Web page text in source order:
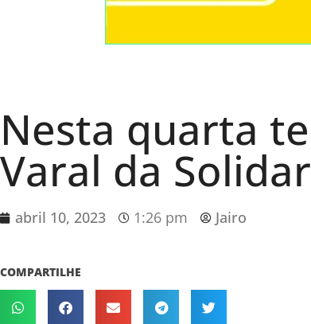
Nesta quarta
Varal da
abril 10, 2023 1:26 pm Jairo
COMPARTILHE